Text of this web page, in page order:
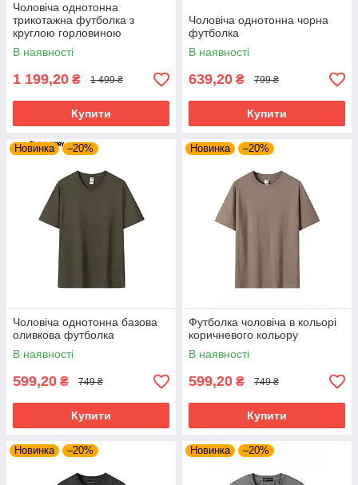
Чоловіча однотонна
трикотажна футболка з
круглою горловиною
В наявності
1 199,20 ₴ 1 499 ₴
Купити
Чоловіча однотонна чорна
футболка
В наявності
639,20 ₴ 799 ₴
Купити
Новинка –20%
Чоловіча однотонна базова
оливкова футболка
В наявності
599,20 ₴ 749 ₴
Купити
Новинка –20%
Футболка чоловіча в кольорі
коричневого кольору
В наявності
599,20 ₴ 749 ₴
Купити
Новинка –20% Новинка –20%